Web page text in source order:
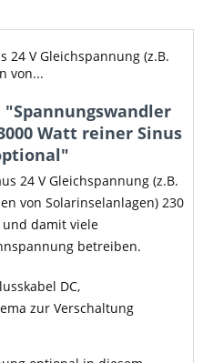
24 V Gleichspannung (z.B.
von...
Watt reiner Sinus
24 V Gleichspannung (z.B.
von Solarinselanlagen) 230
und damit viele
betreiben.
DC,
zur Verschaltung